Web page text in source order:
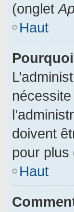
(onglet
Haut
doivent
pour plus
Haut